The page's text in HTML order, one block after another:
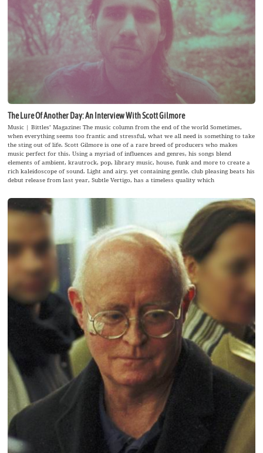
The Lure Of Another Day: An Interview With Scott Gilmore
Music | Bittles’ Magazine: The music column from the end of the world Sometimes,
when everything seems too frantic and stressful, what we all need is something to take
the sting out of life. Scott Gilmore is one of a rare breed of producers who makes
music perfect for this. Using a myriad of influences and genres, his songs blend
elements of ambient, krautrock, pop, library music, house, funk and more to create a
rich kaleidoscope of sound. Light and airy, yet containing gentle, club pleasing beats his
debut release from last year, Subtle Vertigo, has a timeless quality which